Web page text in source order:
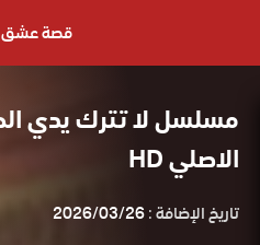
قصة عشق
الاصلي HD
تاريخ الإضافة :2026/03/26